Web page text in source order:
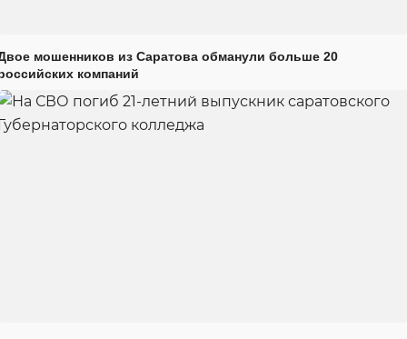
мошенников из Саратова обманули больше 20
компаний